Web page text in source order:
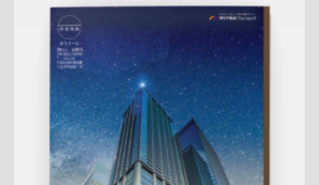
Update:2026.03.05
折りパンフレット マンション エリア広告シリーズ広告 人
気商品 売却訴求 査定 クール プレミアム三田センター QR
コードアフターフォロー 成約御礼